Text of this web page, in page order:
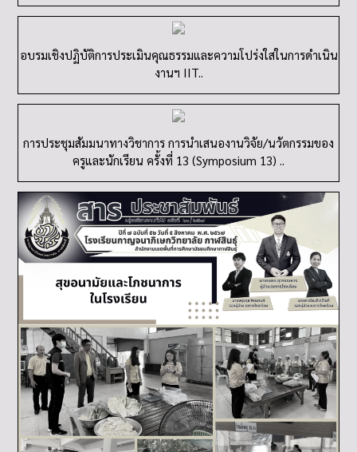
อบรมเชิงปฏิบัติการประเมินคุณธรรมและความโปร่งใสในการดำเนิน
งานฯ IIT..
การประชุมสัมมนาทางวิชาการ การนำเสนองานวิจัย/นวัตกรรมของ
ครูและนักเรียน ครั้งที่ 13 (Symposium 13) ..